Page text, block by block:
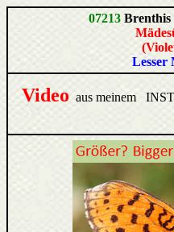
07213 Brenthis
Lesser
Videoaus meinem